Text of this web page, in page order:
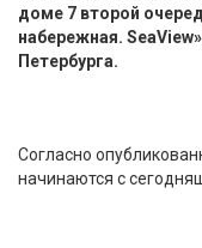
доме 7 второй
набережная.
Петербурга.
Согласно
начинаются с